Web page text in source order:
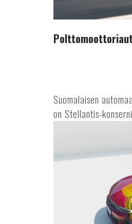
Suomalaisen
on Stellantis-